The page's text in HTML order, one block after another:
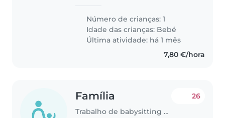
Número de crianças: 1
Idade das crianças: Bebé
Última atividade: há 1 mês
7,80 €/hora
Família
Trabalho de babysitting em Lisboa
26